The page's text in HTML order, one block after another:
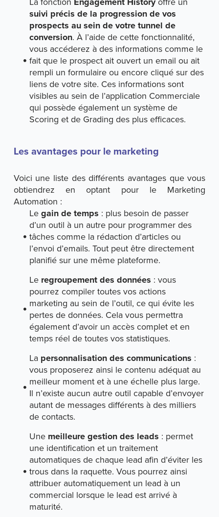
suivi précis de la progression de vos
prospects au sein de votre tunnel de
conversion. À l’aide de cette fonctionnalité,
vous accéderez à des informations comme le
fait que le prospect ait ouvert un email ou ait
rempli un formulaire ou encore cliqué sur des
liens de votre site. Ces informations sont
visibles au sein de l’application Commerciale
qui possède également un système de
Scoring et de Grading des plus efficaces.
Les avantages pour le marketing
Voici une liste des différents avantages que vous
obtiendrez en optant pour le Marketing
Automation :
Legain de temps : plus besoin de passer
d’un outil à un autre pour programmer des
tâches comme la rédaction d’articles ou
l’envoi d’emails. Tout peut être directement
planifié sur une même plateforme.
Le regroupement des données : vous
pourrez compiler toutes vos actions
marketing au sein de l’outil, ce qui évite les
pertes de données. Cela vous permettra
également d’avoir un accès complet et en
temps réel de toutes vos statistiques.
La personnalisation des communications :
vous proposerez ainsi le contenu adéquat au
meilleur moment et à une échelle plus large.
Il n’existe aucun autre outil capable d’envoyer
autant de messages différents à des milliers
de contacts.
Une meilleure gestion des leads : permet
une identification et un traitement
automatiques de chaque lead afin d’éviter les
trous dans la raquette. Vous pourrez ainsi
attribuer automatiquement un lead à un
commercial lorsque le lead est arrivé à
maturité.